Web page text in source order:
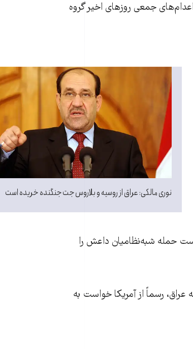
بشر روز جمعه خبر داد که حداقل ۱۶۰ نفر در اعدام‌های جمعی روزهای اخیر گروه
نوری مالکی: عراق از روسیه و بلاروس جت‌ جنگنده خریده است
حمله‌ شبه‌نظامیان داعش را
رسماً از آمریکا خواست به